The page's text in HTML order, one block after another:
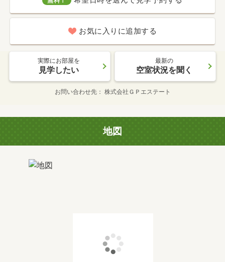
お気に入りに追加する
実際にお部屋を
見学したい
最新の
空室状況を聞く
お問い合わせ先 株式会社ＧＰエステート
地図